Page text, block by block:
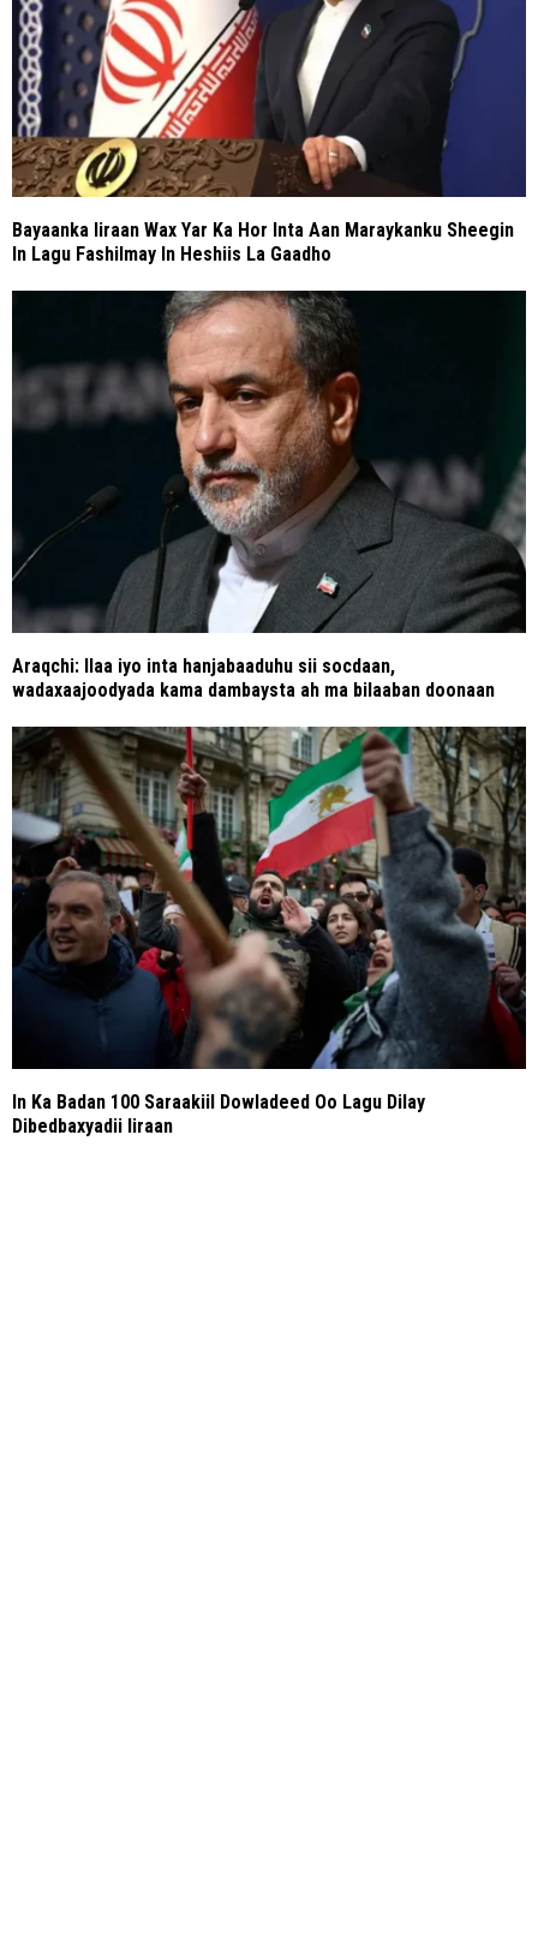
Bayaanka Iiraan Wax Yar Ka Hor Inta Aan Maraykanku Sheegin
In Lagu Fashilmay In Heshiis La Gaadho
Araqchi: Ilaa iyo inta hanjabaaduhu sii socdaan,
wadaxaajoodyada kama dambaysta ah ma bilaaban doonaan
In Ka Badan 100 Saraakiil Dowladeed Oo Lagu Dilay
Dibedbaxyadii Iiraan